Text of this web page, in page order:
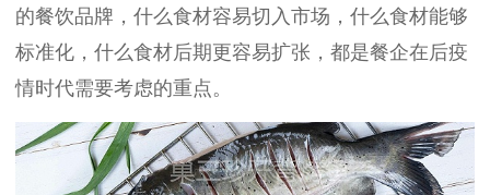
的餐饮品牌，什么食材容易切入市场，什么食材能够
标准化，什么食材后期更容易扩张，都是餐企在后疫
情时代需要考虑的重点。